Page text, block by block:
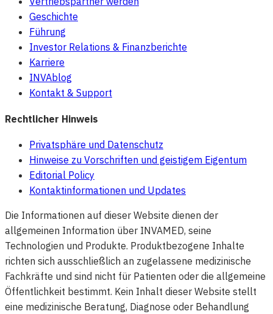
Geschichte
Führung
Investor Relations & Finanzberichte
Karriere
INVAblog
Kontakt & Support
Rechtlicher Hinweis
Privatsphäre und Datenschutz
Hinweise zu Vorschriften und geistigem Eigentum
Editorial Policy
Kontaktinformationen und Updates
Die Informationen auf dieser Website dienen der
allgemeinen Information über INVAMED, seine
Technologien und Produkte. Produktbezogene Inhalte
richten sich ausschließlich an zugelassene medizinische
Fachkräfte und sind nicht für Patienten oder die allgemeine
Öffentlichkeit bestimmt. Kein Inhalt dieser Website stellt
eine medizinische Beratung, Diagnose oder Behandlung